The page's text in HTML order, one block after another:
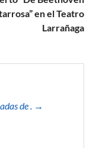
en el Teatro
Larrañaga
de . →